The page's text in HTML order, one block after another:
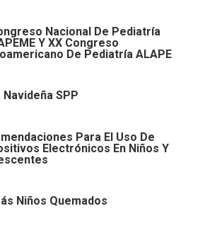
Nacional De Pediatría
Y XX Congreso
De Pediatría ALAPE
Navideña SPP
Para El Uso De
Electrónicos En Niños Y
Niños Quemados